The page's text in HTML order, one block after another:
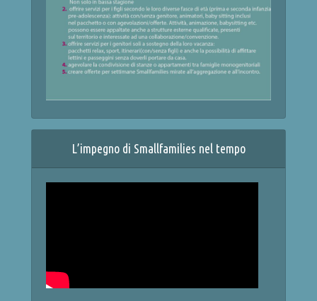
L’impegno di Smallfamilies nel tempo